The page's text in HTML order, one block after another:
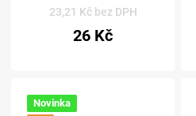
23,21 Kč bez DPH
26 Kč
Novinka